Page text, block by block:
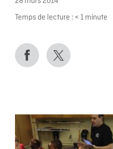
Temps de lecture : < 1 minute